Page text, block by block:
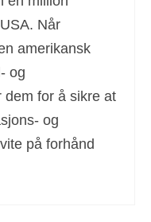
Når
amerikansk
og
dem for å sikre at
og
på forhånd